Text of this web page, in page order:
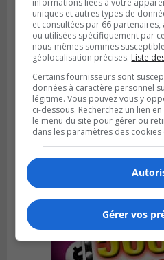
BOUCHERVILLE
Publié le 27 juillet 2026 à 19h58
Metro prend les
personnel cadre
informations liées à votre
uniques et autres types de
et consultées par 66 partenaires,
ou utilisées spécifiquement par
nous-mêmes sommes
géolocalisation précises. Liste
Certains fournisseurs sont
données à caractère personnel
légitime. Vous pouvez vous y
ci-dessous. Recherchez un lien
le menu du site pour gérer ou
dans les paramètres des
Gérer vos